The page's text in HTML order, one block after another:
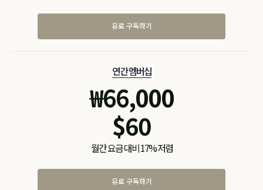
유료 구독하기
연간 멤버십
₩66,000
$60
월간 요금 대비 17% 저렴
유료 구독하기